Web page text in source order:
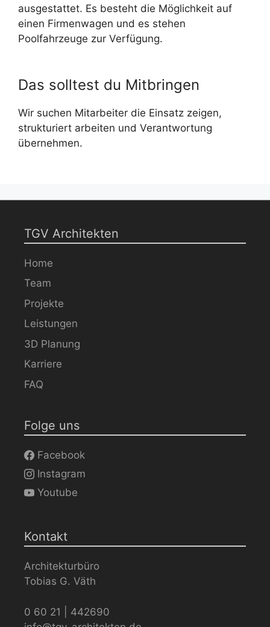
ausgestattet. Es besteht die Möglichkeit auf
einen Firmenwagen und es stehen
Poolfahrzeuge zur Verfügung.
Das solltest du Mitbringen
Wir suchen Mitarbeiter die Einsatz zeigen,
strukturiert arbeiten und Verantwortung
übernehmen.
TGV Architekten
Home
Team
Projekte
Leistungen
3D Planung
Karriere
FAQ
Folge uns
Facebook
Instagram
Youtube
Kontakt
Architekturbüro
Tobias G. Väth
0 60 21 | 442690